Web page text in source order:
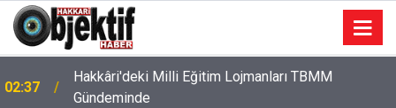
02:37
Hakkâri'deki Milli Eğitim Lojmanları TBMM
Gündeminde